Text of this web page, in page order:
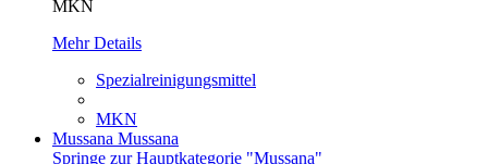
MKN
Mehr Details
Spezialreinigungsmittel
MKN
Mussana Mussana
Springe zur Hauptkategorie "Mussana"